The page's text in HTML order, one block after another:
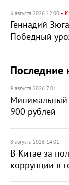
6 августа 2026 12:00 –
Геннадий
Победный
Последние
9 августа 2026 7:01
900 рублей
8 августа 2026 14:01
В Китае за
коррупции в